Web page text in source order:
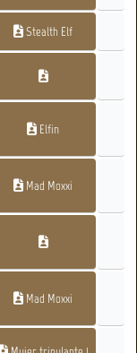
Stealth Elf
Elfin
Mad Moxxi
Mad Moxxi